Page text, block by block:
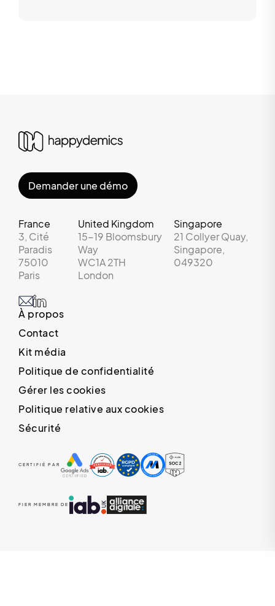
Demander une démo
France
3, Cité
Paradis
75010
Paris
United Kingdom
15-19 Bloomsbury
Way
WC1A 2TH
London
Singapore
21 Collyer Quay,
Singapore,
049320
À propos
Contact
Kit média
Politique de confidentialité
Gérer les cookies
Politique relative aux cookies
Sécurité
CERTIFIÉ PAR
FIER MEMBRE DE